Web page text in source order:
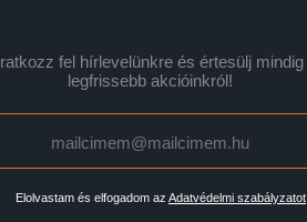
Iratkozz fel hírlevelünkre és értesülj mindig
legfrissebb akcióinkról!
Elolvastam és elfogadom az Adatvédelmi szabályzatot